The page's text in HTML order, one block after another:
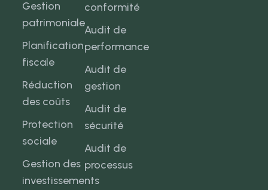
Gestion
patrimoniale
Planification
fiscale
Réduction
des coûts
Protection
sociale
Gestion des
investissements
conformité
Audit de
performance
Audit de
gestion
Audit de
sécurité
Audit de
processus